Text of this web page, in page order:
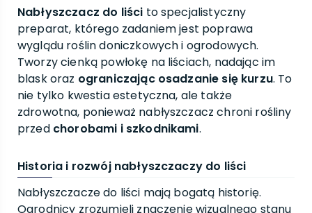
Nabłyszczacz do liści to specjalistyczny
preparat, którego zadaniem jest poprawa
wyglądu roślin doniczkowych i ogrodowych.
Tworzy cienką powłokę na liściach, nadając im
blask oraz ograniczając osadzanie się kurzu. To
nie tylko kwestia estetyczna, ale także
zdrowotna, ponieważ nabłyszczacz chroni rośliny
przed chorobami i szkodnikami.
Historia i rozwój nabłyszczaczy do liści
Nabłyszczacze do liści mają bogatą historię.
Ogrodnicy zrozumieli znaczenie wizualnego stanu